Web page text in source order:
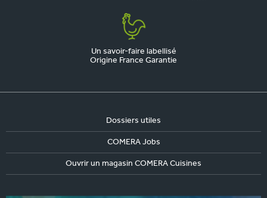
Un savoir-faire labellisé
Origine France Garantie
Dossiers utiles
COMERA Jobs
Ouvrir un magasin COMERA Cuisines